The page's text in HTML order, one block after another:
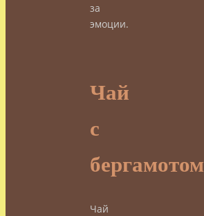
за
эмоции.
Чай
с
бергамотом
Чай